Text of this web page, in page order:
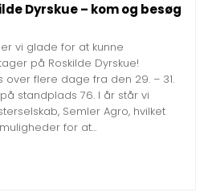
Dyrskue – kom og besøg
vi glade for at kunne
på Roskilde Dyrskue!
flere dage fra den 29. – 31.
standplads 76. I år står vi
Semler Agro, hvilket
for at...